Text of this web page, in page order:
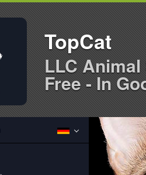
TopCat
LLC
Free - In